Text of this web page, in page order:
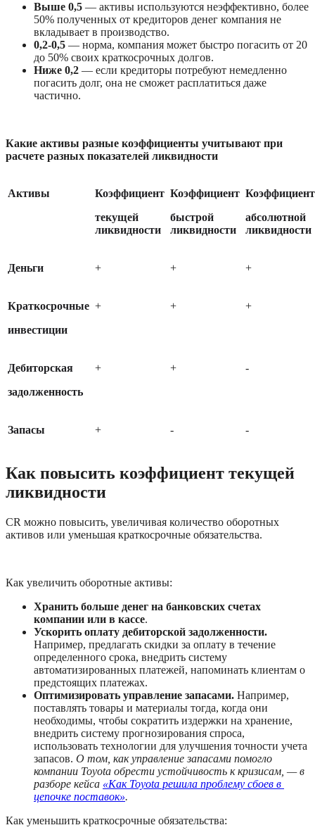
Выше 0,5 — активы используются неэффективно, более
50% полученных от кредиторов денег компания не
вкладывает в производство.
0,2-0,5 — норма, компания может быстро погасить от 20
до 50% своих краткосрочных долгов.
Ниже 0,2 — если кредиторы потребуют немедленно
погасить долг, она не сможет расплатиться даже
частично.
Какие активы разные коэффициенты учитывают при
расчете разных показателей ликвидности
Активы
Коэффициент
текущей
ликвидности
Коэффициент
быстрой
ликвидности
абсолютной
ликвидности
Деньги + + +
Краткосрочные
инвестиции
+ + +
Дебиторская
задолженность
+ + -
Запасы + - -
Как повысить коэффициент текущей
ликвидности
CR можно повысить, увеличивая количество оборотных
активов или уменьшая краткосрочные обязательства.
Как увеличить оборотные активы:
Хранить больше денег на банковских счетах
компании или в кассе.
Например, предлагать скидки за оплату в течение
определенного срока, внедрить систему
автоматизированных платежей, напоминать клиентам о
предстоящих платежах.
Оптимизировать управление запасами. Например,
поставлять товары и материалы тогда, когда они
необходимы, чтобы сократить издержки на хранение,
внедрить систему прогнозирования спроса,
использовать технологии для улучшения точности учета
запасов. О том, как управление запасами помогло
компании Toyota обрести устойчивость к кризисам, — в
разборе кейса «Как Toyota решила проблему сбоев в
цепочке поставок».
Как уменьшить краткосрочные обязательства: